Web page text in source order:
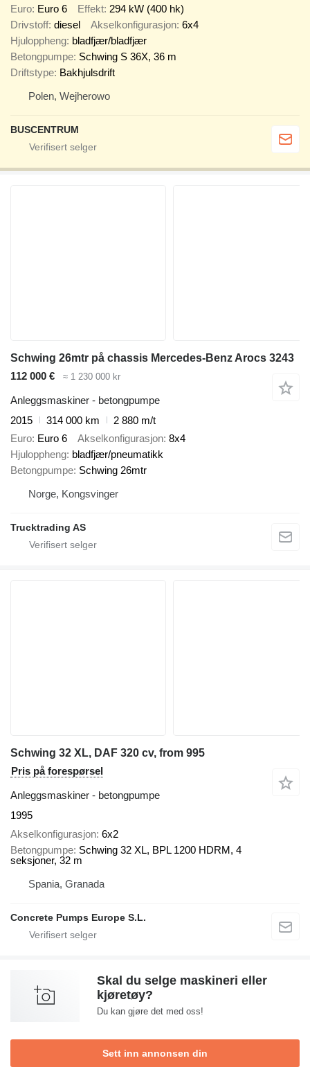
Euro Euro 6 Effekt 294 kW (400 hk)
Drivstoff diesel Akselkonfigurasjon 6x4
Hjuloppheng bladfjær/bladfjær
Betongpumpe Schwing S 36X, 36 m
Driftstype Bakhjulsdrift
Polen, Wejherowo
BUSCENTRUM
Schwing 26mtr på chassis Mercedes-Benz Arocs 3243
112 000 €
≈ 1 230 000 kr
Anleggsmaskiner - betongpumpe
2015
314 000 km
2 880 m/t
Euro Euro 6 Akselkonfigurasjon 8x4
Hjuloppheng bladfjær/pneumatikk
Betongpumpe Schwing 26mtr
Norge, Kongsvinger
Trucktrading AS
Schwing 32 XL, DAF 320 cv, from 995
Pris på forespørsel
Anleggsmaskiner - betongpumpe
1995
Akselkonfigurasjon 6x2
Betongpumpe Schwing 32 XL, BPL 1200 HDRM, 4
seksjoner, 32 m
Spania, Granada
Concrete Pumps Europe S.L.
Skal du selge maskineri eller
kjøretøy?
Du kan gjøre det med oss!
Sett inn annonsen din